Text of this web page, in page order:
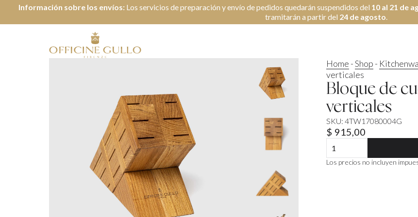
Información sobre los envíos: Los servicios de preparación y envío de pedidos quedarán suspendidos del 10 al 21 de
tramitarán a partir del 24 de agosto.
Home -Shop -
verticales
Bloque de
verticales
$ 915,00
de
cuchillos
SKU: 4TW17080004G
Los precios no incluyen